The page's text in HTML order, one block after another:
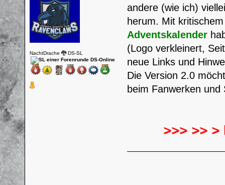
NachtDrache 🐉 DS-SL
andere (wie ich)
herum. Mit
Adventskalender
(Logo verkleinert,
neue Links und
Die Version 2.0
beim Fanwerken und
>>> >> >